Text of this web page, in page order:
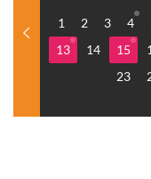
1 2 3 4
13
14 15
23